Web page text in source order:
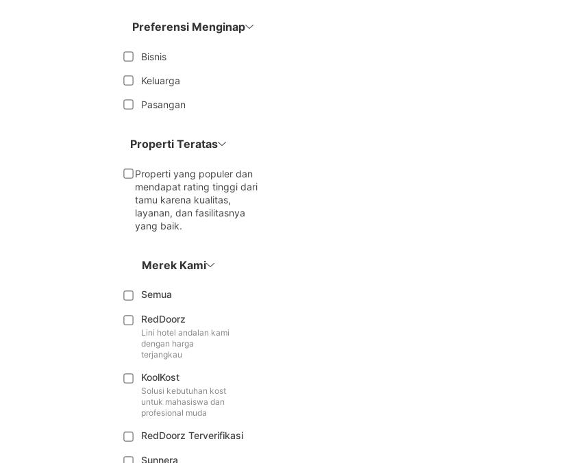
Preferensi Menginap
Bisnis
Keluarga
Pasangan
Properti Teratas
Properti yang populer dan
mendapat rating tinggi dari
tamu karena kualitas,
layanan, dan fasilitasnya
yang baik.
Merek Kami
Semua
RedDoorz
Lini hotel andalan kami
dengan harga
terjangkau
KoolKost
Solusi kebutuhan kost
untuk mahasiswa dan
profesional muda
RedDoorz Terverifikasi
Sunnera